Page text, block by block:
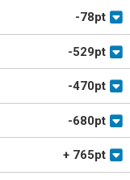
-78pt
-529pt
-470pt
-680pt
+ 765pt